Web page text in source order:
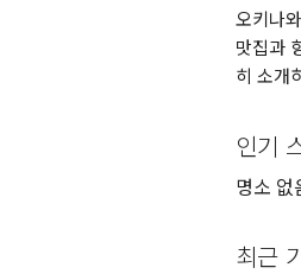
오키나
맛집과
히 소개
인기
명소 없
최근